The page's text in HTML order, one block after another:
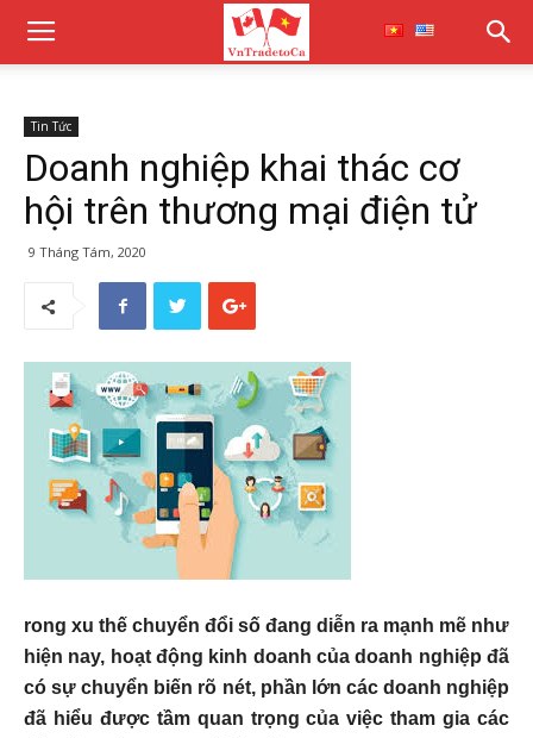
Tin Tức
Doanh nghiệp khai thác cơ
hội trên thương mại điện tử
9 Tháng Tám, 2020
rong xu thế chuyển đổi số đang diễn ra mạnh mẽ như
hiện nay, hoạt động kinh doanh của doanh nghiệp đã
có sự chuyển biến rõ nét, phần lớn các doanh nghiệp
đã hiểu được tầm quan trọng của việc tham gia các